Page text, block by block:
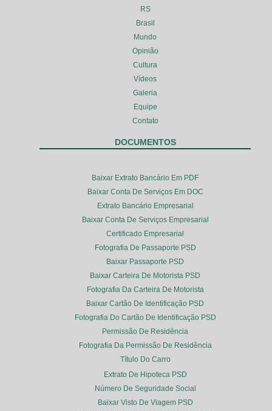
RS
Brasil
Mundo
Opinião
Cultura
Vídeos
Galeria
Equipe
Contato
DOCUMENTOS
Baixar Extrato Bancário Em PDF
Baixar Conta De Serviços Em DOC
Extrato Bancário Empresarial
Baixar Conta De Serviços Empresarial
Certificado Empresarial
Fotografia De Passaporte PSD
Baixar Passaporte PSD
Baixar Carteira De Motorista PSD
Fotografia Da Carteira De Motorista
Baixar Cartão De Identificação PSD
Fotografia Do Cartão De Identificação PSD
Permissão De Residência
Fotografia Da Permissão De Residência
Título Do Carro
Extrato De Hipoteca PSD
Número De Seguridade Social
Baixar Visto De Viagem PSD